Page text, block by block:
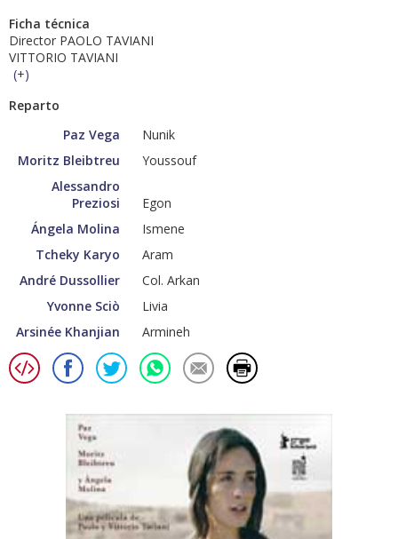
Ficha técnica
Director PAOLO TAVIANI
VITTORIO TAVIANI
(+)
Reparto
Paz Vega
Nunik
Moritz Bleibtreu
Youssouf
Alessandro
Preziosi
Egon
Ángela Molina
Ismene
Tcheky Karyo
Aram
André Dussollier
Col. Arkan
Yvonne Sciò
Livia
Arsinée Khanjian
Armineh